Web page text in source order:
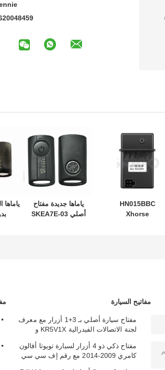
HN015BBC
Xhorse
ياماها جديدة مفتاح
أصلي SKEA7E-03
ياماها
مفاتيح السيارة
مفتاح سيارة أصلي بـ 3+1 أزرار مع معرف
لجنة الاتصالات الفيدرالية KR5V1X و
مفتاح ذكي ذو 4 أزرار لسيارة تويوتا أفالون
كامري 2009-2014 مع رقم إف سي سي